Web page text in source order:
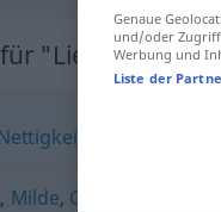
, Milde, Güte
Genaue
und/oder
Werbung und
Liste der